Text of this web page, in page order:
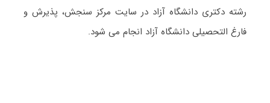
رشته دکتری دانشگاه آزاد در سایت مرکز سنجش، پذیرش و
فارغ التحصیلی دانشگاه آزاد انجام می شود.